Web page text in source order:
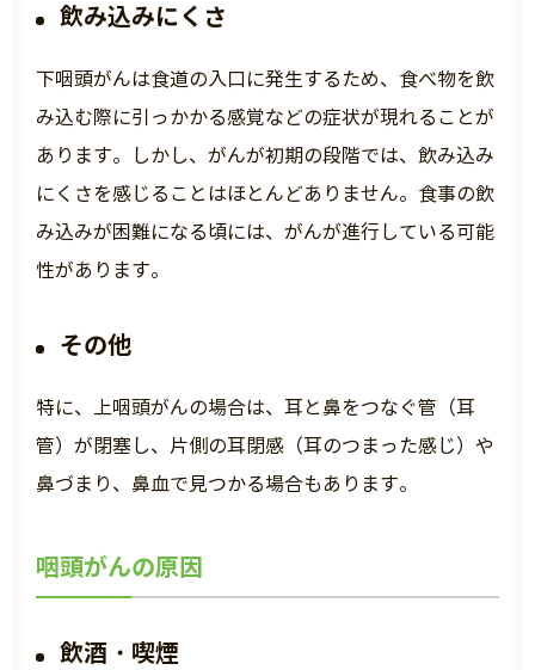
飲み込みにくさ
下咽頭がんは食道の入口に発生するため、食べ物を飲
み込む際に引っかかる感覚などの症状が現れることが
あります。しかし、がんが初期の段階では、飲み込み
にくさを感じることはほとんどありません。食事の飲
み込みが困難になる頃には、がんが進行している可能
性があります。
その他
特に、上咽頭がんの場合は、耳と鼻をつなぐ管（耳
管）が閉塞し、片側の耳閉感（耳のつまった感じ）や
鼻づまり、鼻血で見つかる場合もあります。
咽頭がんの原因
飲酒・喫煙